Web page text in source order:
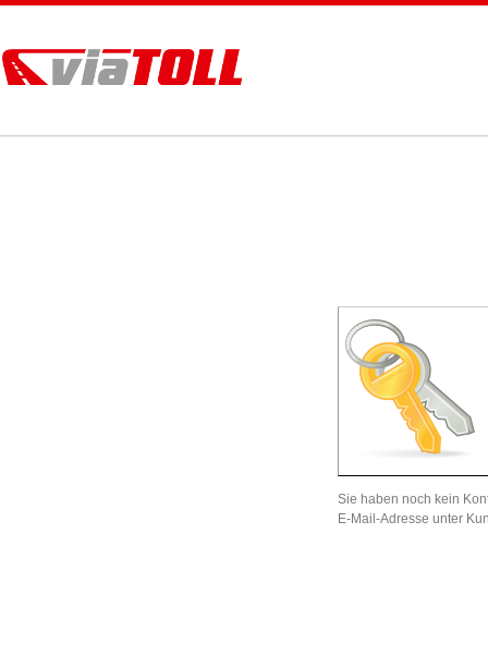
Sie haben noch kein
E-Mail-Adresse unter